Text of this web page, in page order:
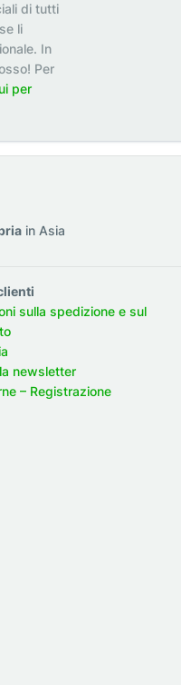
di tutti
li
In
Per
per
in Asia
sulla spedizione e sul
newsletter
– Registrazione